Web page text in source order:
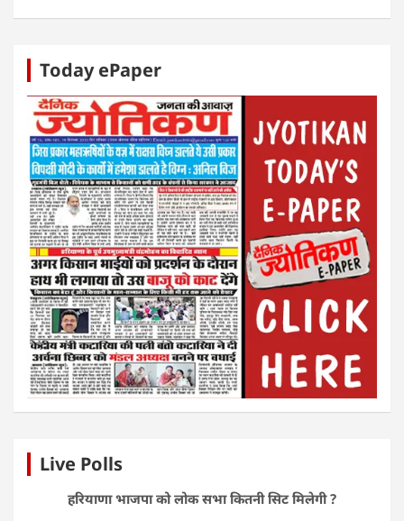
Today ePaper
Live Polls
हरियाणा भाजपा को लोक सभा कितनी सिट मिलेगी ?